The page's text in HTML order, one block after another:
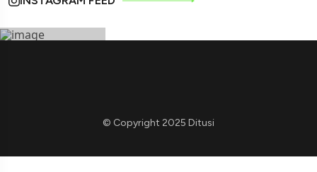
© Copyright 2025 Ditusi